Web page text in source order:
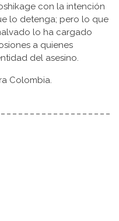
con la intención
lo detenga; pero lo que
lo ha cargado
a quienes
del asesino.
Colombia.